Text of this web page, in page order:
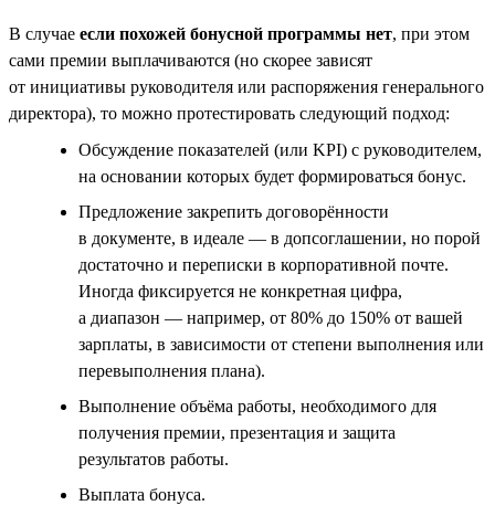
В случае если похожей бонусной программы нет, при этом
сами премии выплачиваются (но скорее зависят
от инициативы руководителя или распоряжения генерального
директора), то можно протестировать следующий подход:
Обсуждение показателей (или KPI) с руководителем,
на основании которых будет формироваться бонус.
Предложение закрепить договорённости
в документе, в идеале — в допсоглашении, но порой
достаточно и переписки в корпоративной почте.
Иногда фиксируется не конкретная цифра,
а диапазон — например, от 80% до 150% от вашей
зарплаты, в зависимости от степени выполнения или
перевыполнения плана).
Выполнение объёма работы, необходимого для
получения премии, презентация и защита
результатов работы.
Выплата бонуса.